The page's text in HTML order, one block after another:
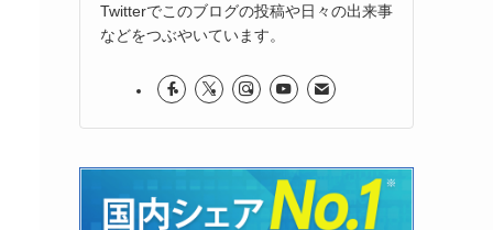
Twitterでこのブログの投稿や日々の出来事
などをつぶやいています。